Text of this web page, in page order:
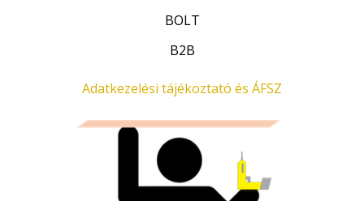
BOLT
B2B
Adatkezelési tájékoztató és ÁFSZ